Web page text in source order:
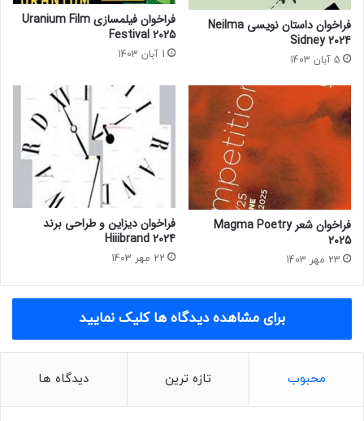
فراخوان داستان نویسی Neilma
Sidney 2024
5 آبان 1403
فراخوان فیلمسازی Uranium Film
Festival 2025
1 آبان 1403
فراخوان شعر Magma Poetry
2025
23 مهر 1403
فراخوان دیزاین و طراحی برند
Hiiibrand 2024
22 مهر 1403
برای مشاهده دیدگاه ها کلیک نمایید
محبوب تازه ترین دیدگاه ها